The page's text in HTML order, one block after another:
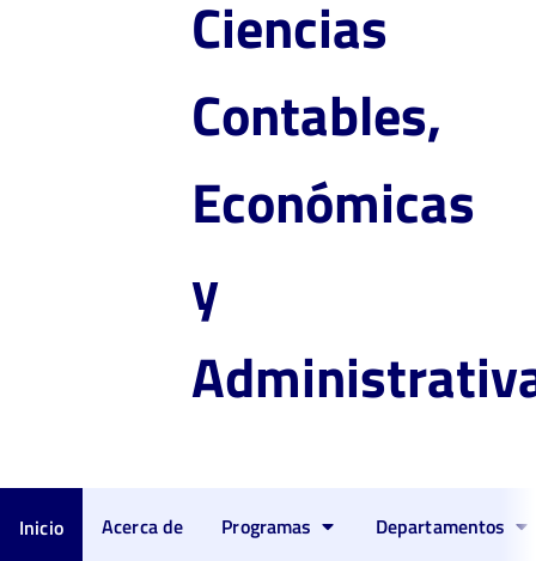
Ciencias
Contables,
Económicas
y
Inicio Acerca de Programas Departamentos